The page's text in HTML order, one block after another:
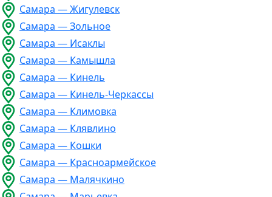
Самара — Жигулевск
Самара — Зольное
Самара — Исаклы
Самара — Камышла
Самара — Кинель
Самара — Кинель-Черкассы
Самара — Климовка
Самара — Клявлино
Самара — Кошки
Самара — Красноармейское
Самара — Малячкино